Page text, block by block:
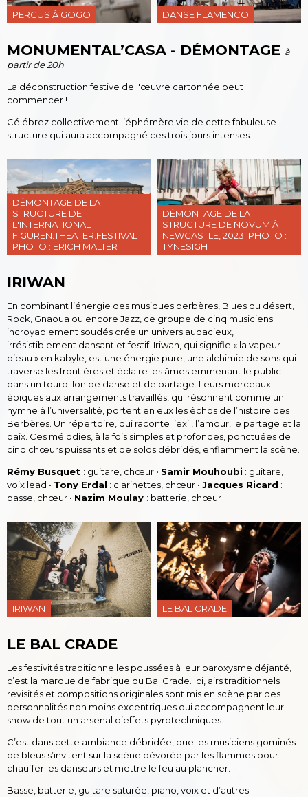
PERCUS À GOGO DANSE FLAMENCO
MONUMENTAL’CASA - DÉMONTAGE à
partir de 20h
La déconstruction festive de l'œuvre cartonnée peut
commencer !
Célébrez collectivement l’éphémère vie de cette fabuleuse
structure qui aura accompagné ces trois jours intenses.
DÉMONTAGE DE LA
STRUCTURE DE
L'INTERNATIONAL
FIGUREN.THEATER.FESTIVAL
PHOTO : ERICH MALTER
DÉMONTAGE DE LA
STRUCTURE DE NOVUM À
NEWCASTLE, 2023. PHOTO :
TYNESIGHT
IRIWAN
En combinant l’énergie des musiques berbères, Blues du désert,
Rock, Gnaoua ou encore Jazz, ce groupe de cinq musiciens
incroyablement soudés crée un univers audacieux,
irrésistiblement dansant et festif. Iriwan, qui signifie « la vapeur
d’eau » en kabyle, est une énergie pure, une alchimie de sons qui
traverse les frontières et éclaire les âmes emmenant le public
dans un tourbillon de danse et de partage. Leurs morceaux
épiques aux arrangements travaillés, qui résonnent comme un
hymne à l’universalité, portent en eux les échos de l’histoire des
Berbères. Un répertoire, qui raconte l’exil, l’amour, le partage et la
paix. Ces mélodies, à la fois simples et profondes, ponctuées de
cinq chœurs puissants et de solos débridés, enflamment la scène.
Rémy Busquet : guitare, chœur • Samir Mouhoubi : guitare,
voix lead • Tony Erdal : clarinettes, chœur • Jacques Ricard :
basse, chœur • Nazim Moulay : batterie, chœur
IRIWAN LE BAL CRADE
LE BAL CRADE
Les festivités traditionnelles poussées à leur paroxysme déjanté,
c’est la marque de fabrique du Bal Crade. Ici, airs traditionnels
revisités et compositions originales sont mis en scène par des
personnalités non moins excentriques qui accompagnent leur
show de tout un arsenal d’effets pyrotechniques.
C’est dans cette ambiance débridée, que les musiciens gominés
de bleus s’invitent sur la scène dévorée par les flammes pour
chauffer les danseurs et mettre le feu au plancher.
Basse, batterie, guitare saturée, piano, voix et d’autres